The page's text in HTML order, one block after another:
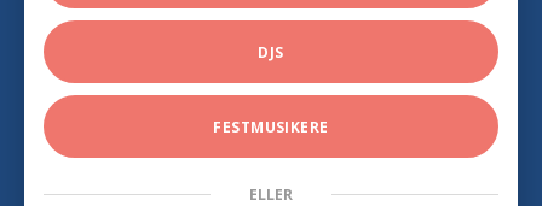
DJS
FESTMUSIKERE
ELLER